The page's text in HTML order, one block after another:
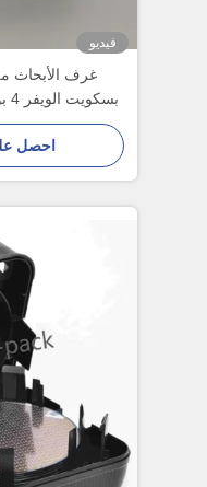
فيديو
احصل